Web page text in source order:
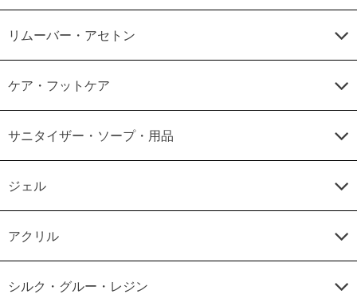
リムーバー・アセトン
ケア・フットケア
サニタイザー・ソープ・用品
ジェル
アクリル
シルク・グルー・レジン